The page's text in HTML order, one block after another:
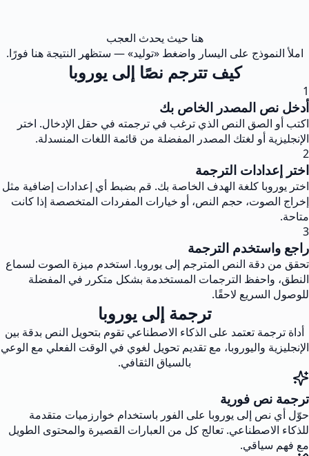
هنا حيث يحدث العجب
املأ النموذج على اليسار واضغط «توليد» — ستظهر النتيجة هنا فورًا.
كيف تترجم نصًا إلى يوروبا
1
أدخل نص المصدر الخاص بك
اكتب أو الصق النص الذي ترغب في ترجمته في حقل الإدخال. اختر
الإنجليزية أو لغتك المصدر المفضلة من قائمة اللغات المنسدلة.
2
اختر إعدادات الترجمة
اختر يوروبا كلغة الهدف الخاصة بك. قم بضبط أي إعدادات إضافية مثل
إخراج الصوت، حجم النص، أو خيارات المفردات المتخصصة إذا كانت
متاحة.
3
راجع واستخدم الترجمة
تحقق من دقة النص المترجم إلى يوروبا. استخدم ميزة الصوت لسماع
النطق، واحفظ الترجمات المستخدمة بشكل متكرر في المفضلة
للوصول السريع لاحقًا.
ترجمة إلى يوروبا
أداة ترجمة تعتمد على الذكاء الاصطناعي تقوم بتحويل النص بدقة بين
الإنجليزية واليوروبا، مع تقديم تحويل لغوي في الوقت الفعلي مع الوعي
بالسياق الثقافي.
ترجمة نص فورية
حوّل أي نص إلى يوروبا على الفور باستخدام خوارزميات متقدمة
للذكاء الاصطناعي. تعالج كل من العبارات القصيرة والمحتوى الطويل
مع فهم سياقي.